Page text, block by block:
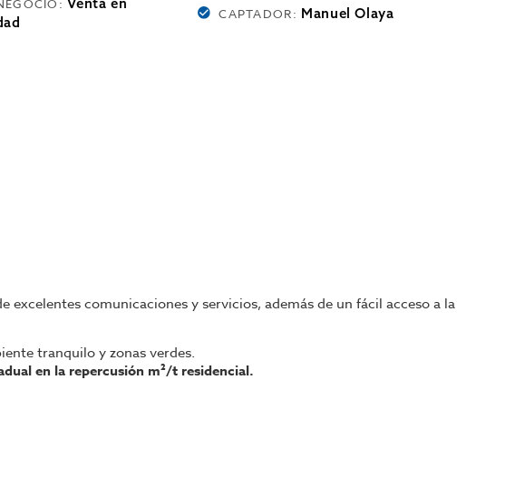
CAPTADOR: Manuel Olaya
excelentes comunicaciones y servicios, además de un fácil acceso a la
tranquilo y zonas verdes.
en la repercusión m²/t residencial.